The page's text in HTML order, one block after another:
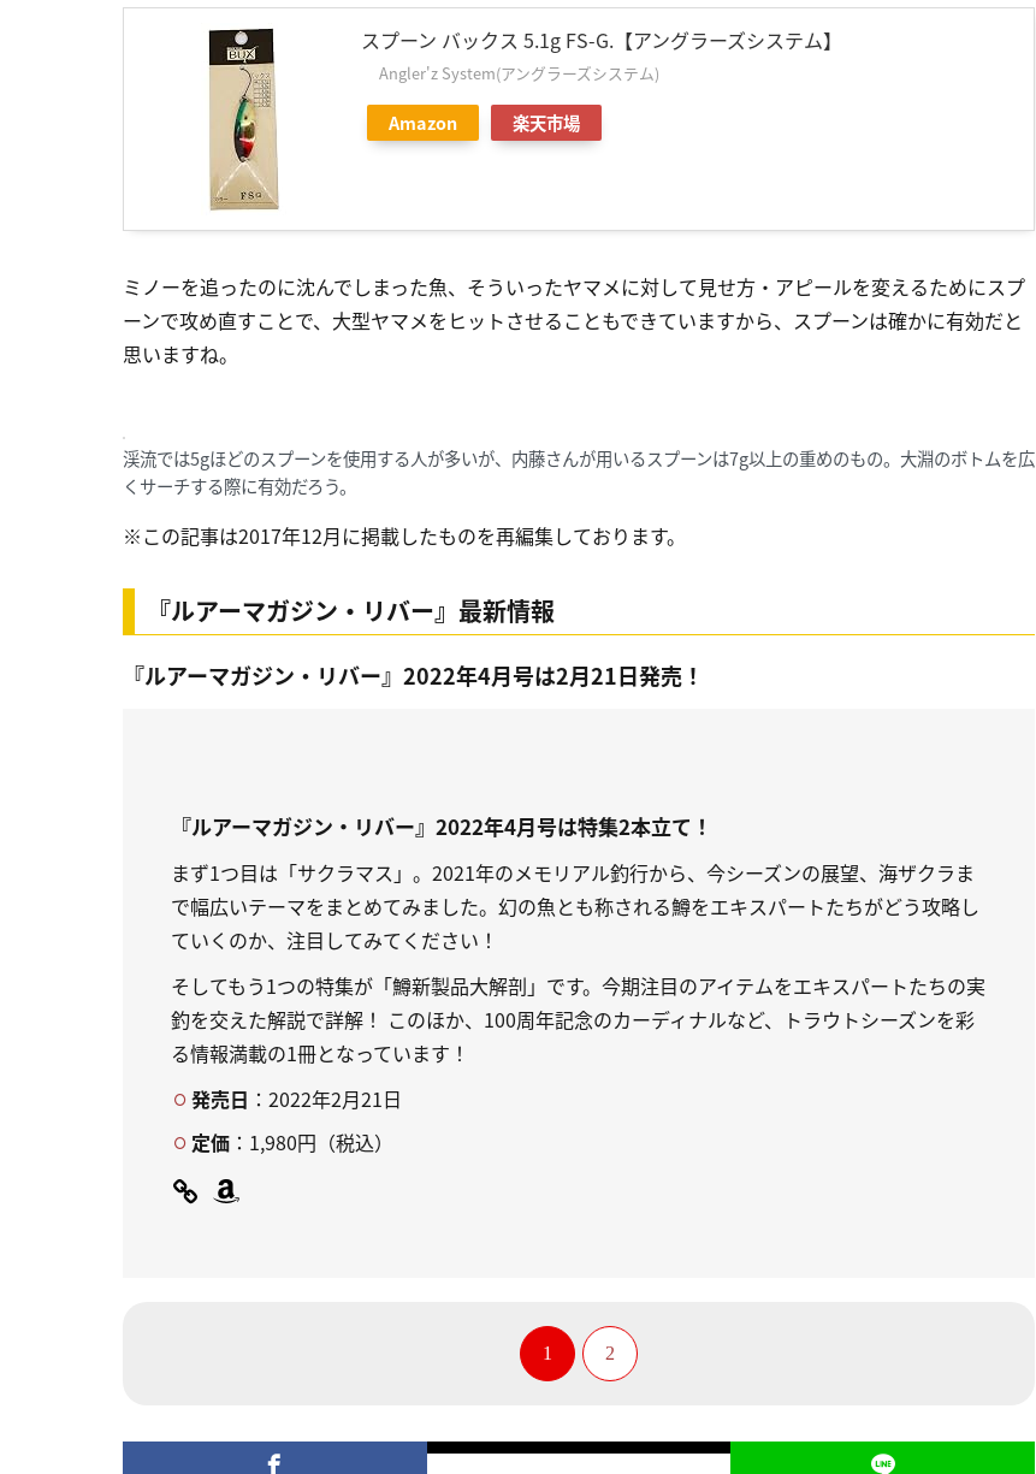
スプーン バックス 5.1g FS-G.【アングラーズシステム】
Angler'z System(アングラーズシステム)
Amazon 楽天市場
ミノーを追ったのに沈んでしまった魚、そういったヤマメに対して見せ方・アピールを変えるためにスプ
ーンで攻め直すことで、大型ヤマメをヒットさせることもできていますから、スプーンは確かに有効だと
思いますね。
渓流では5gほどのスプーンを使用する人が多いが、内藤さんが用いるスプーンは7g以上の重めのもの。大淵のボトムを広
くサーチする際に有効だろう。
※この記事は2017年12月に掲載したものを再編集しております。
『ルアーマガジン・リバー』最新情報
『ルアーマガジン・リバー』2022年4月号は2月21日発売！
『ルアーマガジン・リバー』2022年4月号は特集2本立て！
まず1つ目は「サクラマス」。2021年のメモリアル釣行から、今シーズンの展望、海ザクラま
で幅広いテーマをまとめてみました。幻の魚とも称される鱒をエキスパートたちがどう攻略し
ていくのか、注目してみてください！
そしてもう1つの特集が「鱒新製品大解剖」です。今期注目のアイテムをエキスパートたちの実
釣を交えた解説で詳解！ このほか、100周年記念のカーディナルなど、トラウトシーズンを彩
る情報満載の1冊となっています！
発売日 ：2022年2月21日
定価 ：1,980円（税込）
1 2